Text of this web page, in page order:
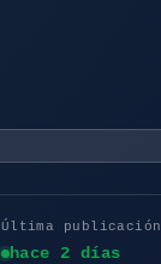
Última publicación
hace 2 días